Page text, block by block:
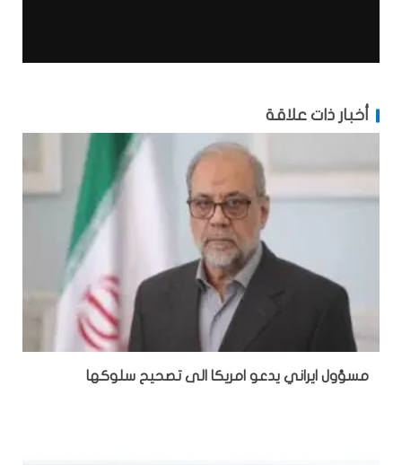
أخبار ذات علاقة
مسؤول ايراني يدعو امريكا الى تصحيح سلوكها